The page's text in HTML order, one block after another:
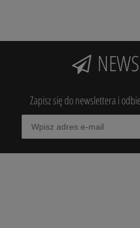
Zapisz się do newslettera i